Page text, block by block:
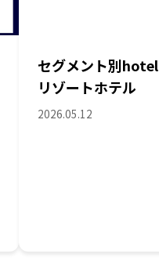
セグメント別
リゾートホテル
2026.05.12